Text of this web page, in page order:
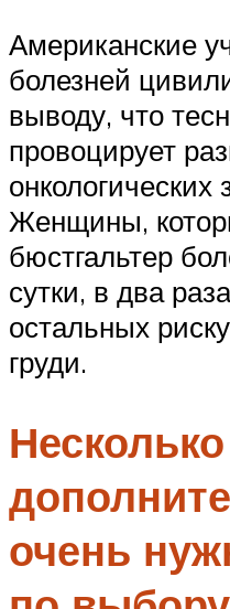
Американские
болезней
выводу, что
провоцирует
онкологических
Женщины,
бюстгальтер
сутки, в два
остальных
груди.
Несколько
очень